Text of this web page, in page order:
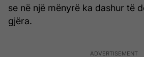
se në një mënyrë ka dashur të
gjëra.